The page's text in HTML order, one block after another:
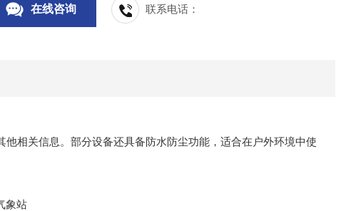
在线咨询 联系电话：
相关信息。部分设备还具备防水防尘功能，适合在户外环境中使